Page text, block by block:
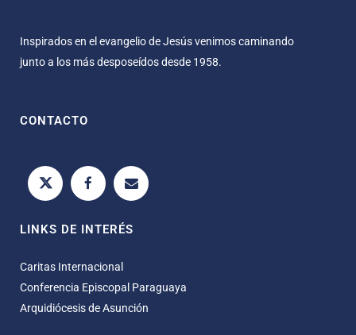
Inspirados en el evangelio de Jesús venimos caminando
junto a los más desposeídos desde 1958.
CONTACTO
LINKS DE INTERÉS
Caritas Internacional
Conferencia Episcopal Paraguaya
Arquidiócesis de Asunción